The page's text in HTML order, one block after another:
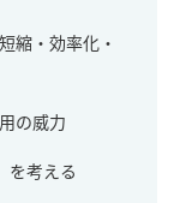
縮・効率化・
の威力
を考える